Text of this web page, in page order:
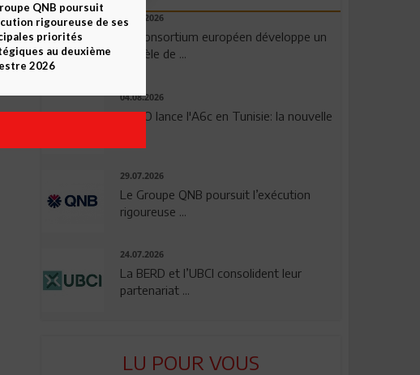
06.08.2026
Un consortium européen développe un
modèle de ...
04.08.2026
OPPO lance l'A6c en Tunisie: la nouvelle
29.07.2026
Le Groupe QNB poursuit l’exécution
rigoureuse ...
24.07.2026
La BERD et l’UBCI consolident leur
partenariat ...
LU POUR VOUS
QNB poursuit
rigoureuse de ses
priorités
au deuxième
2026